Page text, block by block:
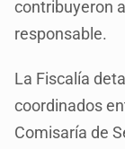
contribuyeron
responsable.
La Fiscalía
coordinados
Comisaría de